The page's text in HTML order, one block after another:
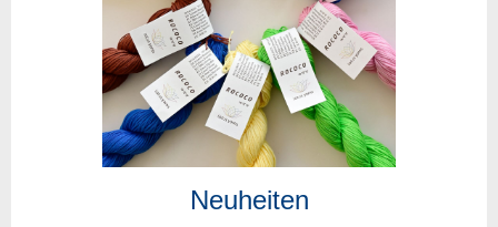
Neuheiten